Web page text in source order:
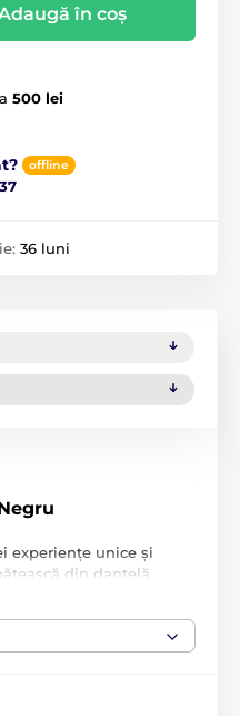
în coș
500 lei
offline
36 luni
experiențe unice și
din dantelă
lenjerie bărbătească
expresie îndrăzneață a